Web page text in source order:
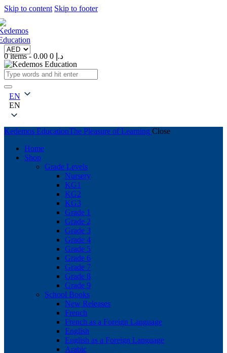
Skip to content Skip to footer
0 items- 0.00 د.إ 0
EN
EN
Kedemos EducationThe Pleasure of Learning Close
Home
Shop
Grade Levels
Nursery
KG1
KG2
KG3
Grade 1
Grade 2
Grade 3
Grade 4
Grade 5
Grade 6
Grade 7
Grade 8
Grade 9
School Books
New Releases
French
French as a Foreign Language
English
English as a Foreign Language
Arabic